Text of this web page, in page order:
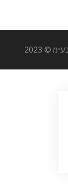
© 2023